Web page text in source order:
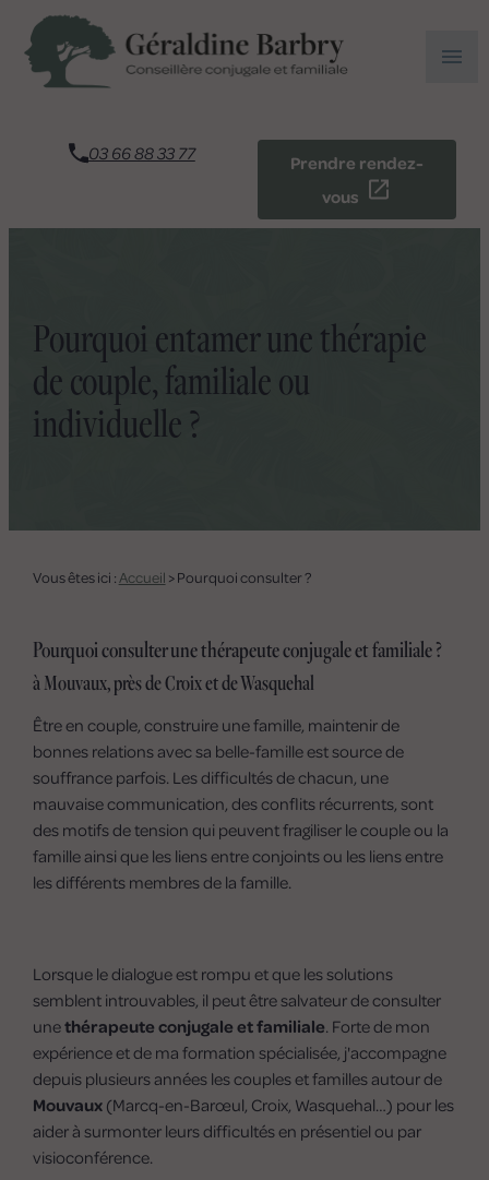
menu
03 66 88 33 77
Prendre rendez-
vous
Pourquoi entamer une thérapie
de couple, familiale ou
individuelle ?
Vous êtes ici : Accueil > Pourquoi consulter ?
Pourquoi consulter une thérapeute conjugale et familiale ?
à Mouvaux, près de Croix et de Wasquehal
Être en couple, construire une famille, maintenir de
bonnes relations avec sa belle-famille est source de
souffrance parfois. Les difficultés de chacun, une
mauvaise communication, des conflits récurrents, sont
des motifs de tension qui peuvent fragiliser le couple ou la
famille ainsi que les liens entre conjoints ou les liens entre
les différents membres de la famille.
Lorsque le dialogue est rompu et que les solutions
semblent introuvables, il peut être salvateur de consulter
unethérapeute conjugale et familiale. Forte de mon
expérience et de ma formation spécialisée, j'accompagne
depuis plusieurs années les couples et familles autour de
Mouvaux(Marcq-en-Barœul, Croix, Wasquehal…) pour les
aider à surmonter leurs difficultés en présentiel ou par
visioconférence.
Panneau de gestion des cookies